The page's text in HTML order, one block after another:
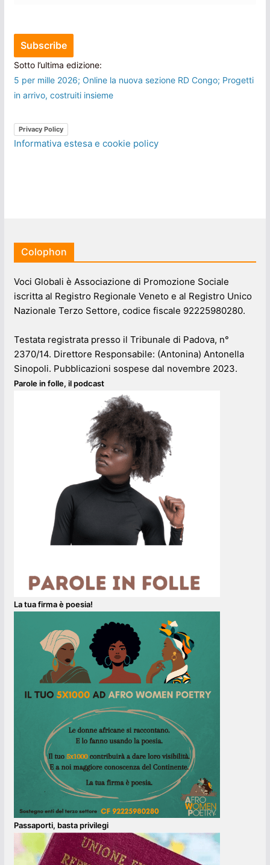
Sotto l’ultima edizione:
5 per mille 2026; Online la nuova sezione RD Congo; Progetti
in arrivo, costruiti insieme
Privacy Policy
Informativa estesa e cookie policy
Colophon
Voci Globali è Associazione di Promozione Sociale
iscritta al Registro Regionale Veneto e al Registro Unico
Nazionale Terzo Settore, codice fiscale 92225980280.
Testata registrata presso il Tribunale di Padova, n°
2370/14. Direttore Responsabile: (Antonina) Antonella
Sinopoli. Pubblicazioni sospese dal novembre 2023.
Parole in folle, il podcast
La tua firma è poesia!
Passaporti, basta privilegi